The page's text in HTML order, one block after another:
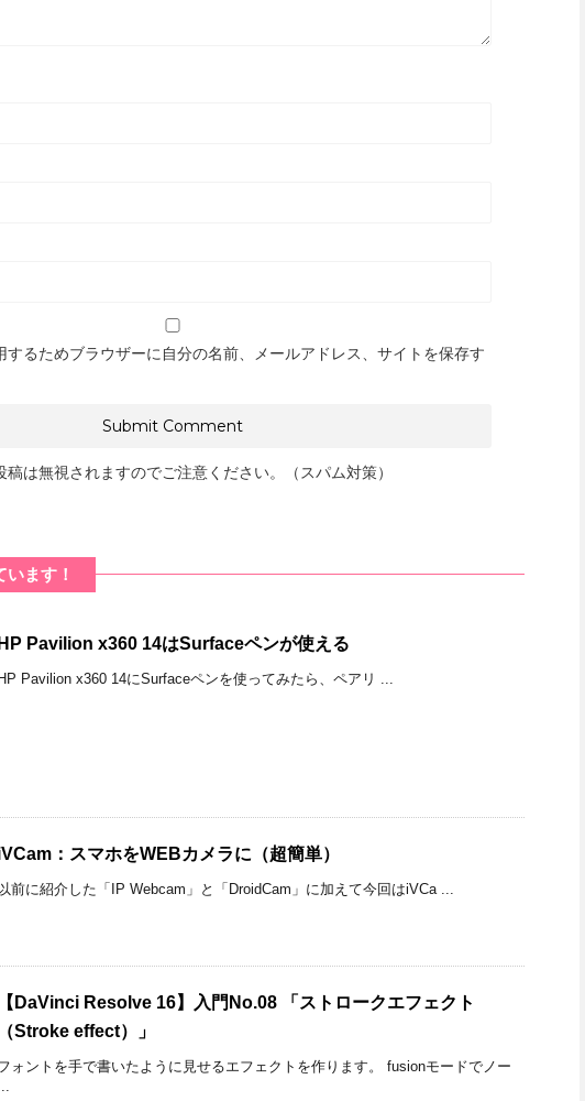
するためブラウザーに自分の名前、メールアドレス、サイトを保存す
稿は無視されますのでご注意ください。（スパム対策）
ます！
HP Pavilion x360 14はSurfaceペンが使える
HP Pavilion x360 14にSurfaceペンを使ってみたら、ペアリ ...
：スマホをWEBカメラに（超簡単）
以前に紹介した「IP Webcam」と「DroidCam」に加えて今回はiVCa ...
【DaVinci Resolve 16】入門No.08 「ストロークエフェクト
（Stroke effect）」
ォントを手で書いたように見せるエフェクトを作ります。 fusionモードでノー